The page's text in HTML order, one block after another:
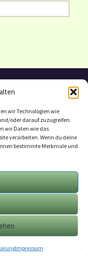
wir Technologien wie
oder darauf zuzugreifen.
wir Daten wie das
verarbeiten. Wenn du deine
bestimmte Merkmale und
Impressum